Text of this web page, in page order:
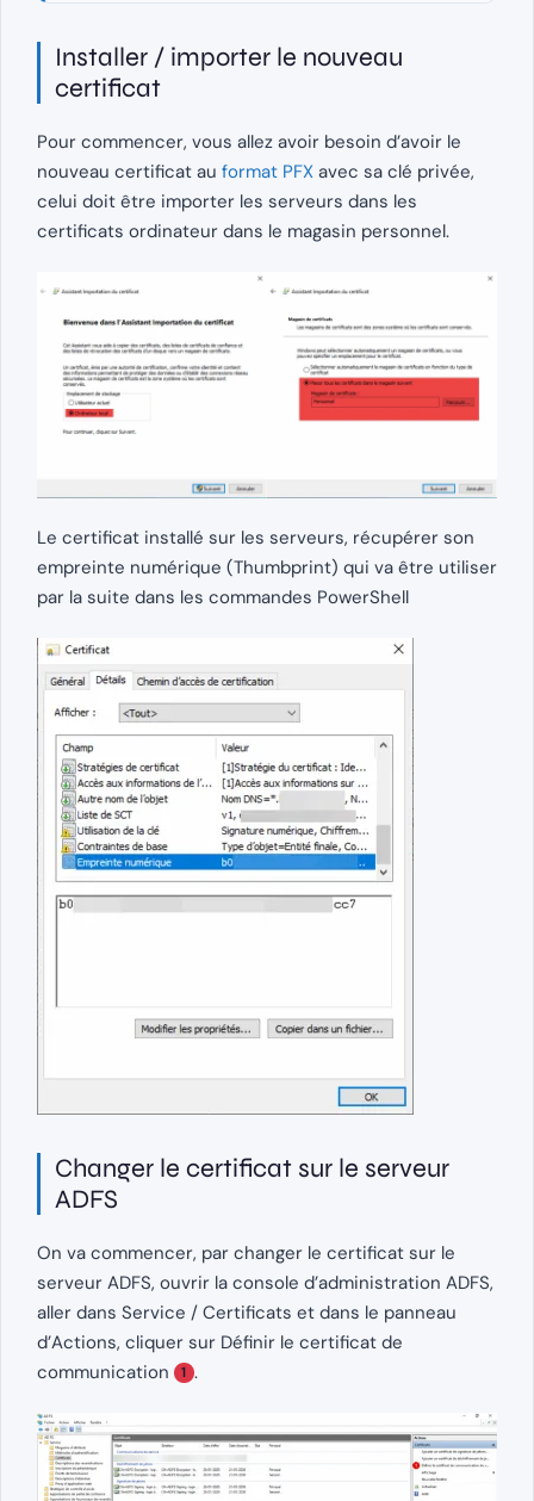
Installer / importer le nouveau
certificat
Pour commencer, vous allez avoir besoin d’avoir le
nouveau certificat au format PFX avec sa clé privée,
celui doit être importer les serveurs dans les
certificats ordinateur dans le magasin personnel.
Le certificat installé sur les serveurs, récupérer son
empreinte numérique (Thumbprint) qui va être utiliser
par la suite dans les commandes PowerShell
Changer le certificat sur le serveur
ADFS
On va commencer, par changer le certificat sur le
serveur ADFS, ouvrir la console d’administration ADFS,
aller dans Service / Certificats et dans le panneau
d’Actions, cliquer sur Définir le certificat de
communication
1 .